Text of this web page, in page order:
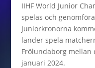
IIHF World Junior
spelas och
Juniorkronorna
länder spela
Frölundaborg mellan
januari 2024.